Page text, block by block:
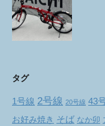
タグ
1号線 2号線 20号線 43
お好み焼き そば なか卯